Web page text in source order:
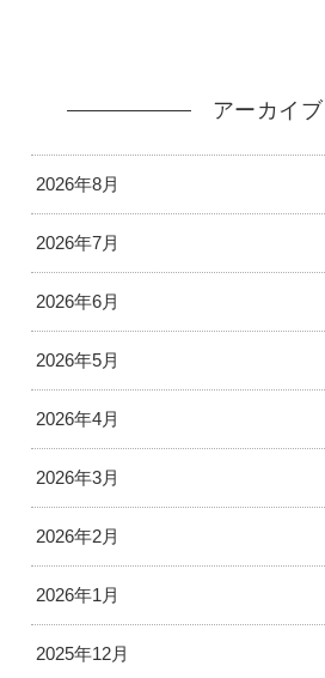
アーカイブ
2026年8月
2026年7月
2026年6月
2026年5月
2026年4月
2026年3月
2026年2月
2026年1月
2025年12月